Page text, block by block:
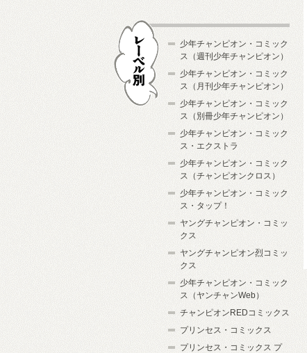
少年チャンピオン・コミック
ス（週刊少年チャンピオン）
少年チャンピオン・コミック
ス（月刊少年チャンピオン）
少年チャンピオン・コミック
ス（別冊少年チャンピオン）
少年チャンピオン・コミック
ス・エクストラ
少年チャンピオン・コミック
ス（チャンピオンクロス）
少年チャンピオン・コミック
ス・タップ！
ヤングチャンピオン・コミッ
クス
ヤングチャンピオン烈コミッ
クス
少年チャンピオン・コミック
ス（ヤンチャンWeb）
チャンピオンREDコミックス
プリンセス・コミックス
プリンセス・コミックス プ